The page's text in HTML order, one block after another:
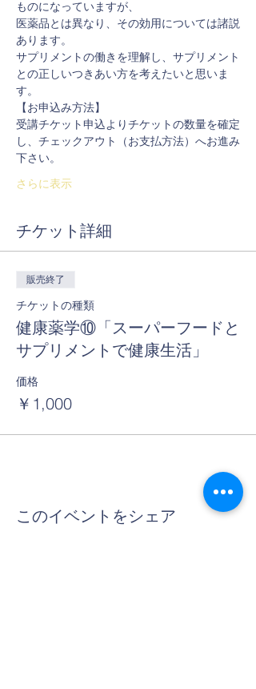
医薬品とは異なり、その効用については諸説
サプリメントの働きを理解し、サプリメント
との正しいつきあい方を考えたいと思いま
す。
【お申込み方法】
受講チケット申込よりチケットの数量を確定
し、チェックアウト（お支払方法）へお進み
さらに表示
チケット詳細
販売終了
チケットの種類
健康薬学⑩「スーパーフードと
サプリメントで健康生活」
価格
￥1,000
このイベントをシェア